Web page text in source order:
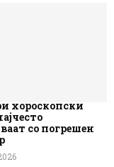
хороскопски
со погрешен